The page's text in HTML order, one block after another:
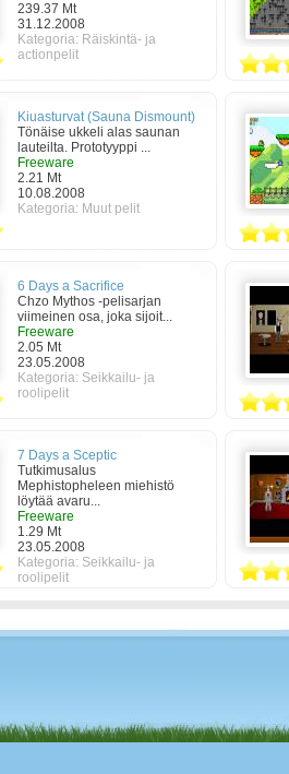
239.37 Mt
31.12.2008
Kategoria: Räiskintä- ja
actionpelit
Kiuasturvat (Sauna Dismount)
Tönäise ukkeli alas saunan
lauteilta. Prototyyppi ...
Freeware
2.21 Mt
10.08.2008
Kategoria: Muut pelit
6 Days a Sacrifice
Chzo Mythos -pelisarjan
viimeinen osa, joka sijoit...
Freeware
2.05 Mt
23.05.2008
Kategoria: Seikkailu- ja
roolipelit
7 Days a Sceptic
Tutkimusalus
Mephistopheleen miehistö
löytää avaru...
Freeware
1.29 Mt
23.05.2008
Kategoria: Seikkailu- ja
roolipelit